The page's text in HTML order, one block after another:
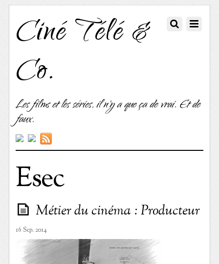
Ciné Télé &
Co.
Les films et les séries, il n'y a que ça de vrai. Et de
faux.
Esec
Métier du cinéma : Producteur
16 Sep. 2014